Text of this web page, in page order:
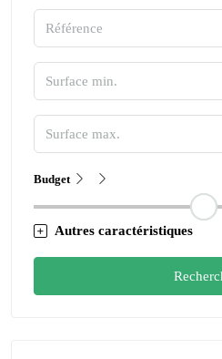
Budget
Autres caractéristiques